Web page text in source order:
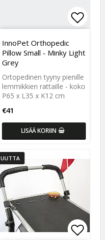
to list of favorites
to list of favorites
InnoPet Orthopedic
Pillow Small - Minky Light
Grey
Ortopedinen tyyny pienille
lemmikkien rattaille - koko
P65 x L35 x K12 cm
€41
LISÄÄ KORIIN
UUTTA